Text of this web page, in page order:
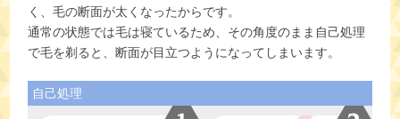
く、毛の断面が太くなったからです。
通常の状態では毛は寝ているため、その角度のまま自己処理
で毛を剃ると、断面が目立つようになってしまいます。
自己処理